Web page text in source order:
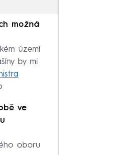
možná
území
by mi
ve
oboru